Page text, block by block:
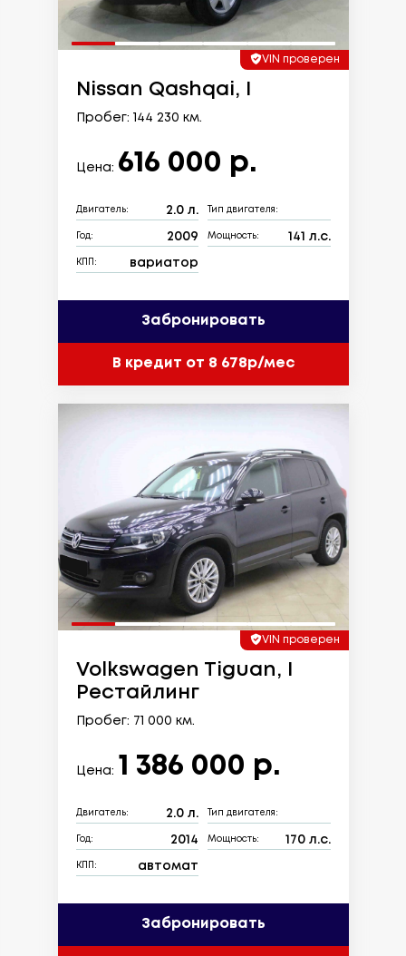
VIN проверен
Nissan Qashqai, I
Пробег: 144 230 км.
Цена: 616 000 р.
Двигатель: 2.0 л. Тип двигателя:
Год: 2009 Мощность: 141 л.с.
КПП: вариатор
Забронировать
В кредит от 8 678р/мес
VIN проверен
Volkswagen Tiguan, I
Рестайлинг
Пробег: 71 000 км.
Цена: 1 386 000 р.
Двигатель: 2.0 л. Тип двигателя:
Год: 2014 Мощность: 170 л.с.
КПП: автомат
Забронировать